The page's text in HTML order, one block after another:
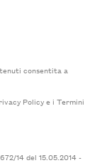
consentita a
Policye i Termini
14 del 15.05.2014 -